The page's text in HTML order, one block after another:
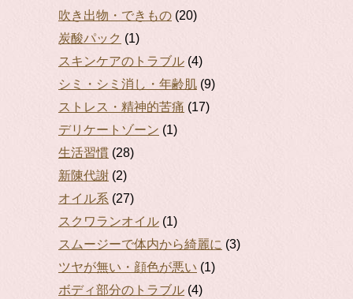
吹き出物・できもの (20)
炭酸パック (1)
スキンケアのトラブル (4)
シミ・シミ消し・年齢肌 (9)
ストレス・精神的苦痛 (17)
デリケートゾーン (1)
生活習慣 (28)
新陳代謝 (2)
オイル系 (27)
スクワランオイル (1)
スムージーで体内から綺麗に (3)
ツヤが無い・顔色が悪い (1)
ボディ部分のトラブル (4)